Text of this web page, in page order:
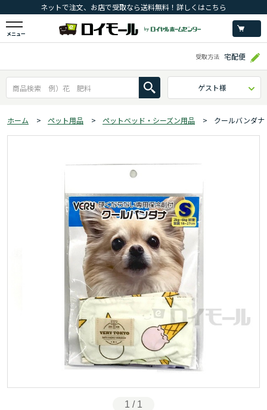
ネットで注文、お店で受取なら送料無料！詳しくはこちら
メニュー
受取方法 宅配便
ゲスト様
ホーム > ペット用品 > ペットベッド・シーズン用品 > クールバンダ
1 / 1